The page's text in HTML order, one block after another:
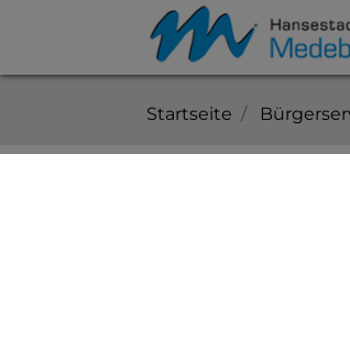
Startseite